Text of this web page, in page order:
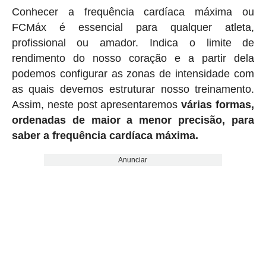
Conhecer a frequência cardíaca máxima ou
FCMáx é essencial para qualquer atleta,
profissional ou amador. Indica o limite de
rendimento do nosso coração e a partir dela
podemos configurar as zonas de intensidade com
as quais devemos estruturar nosso treinamento.
Assim, neste post apresentaremosvárias formas,
ordenadas de maior a menor precisão, para
saber a frequência cardíaca máxima.
Anunciar